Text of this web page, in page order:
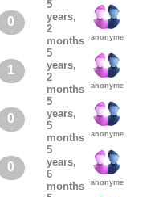
0
5
years,
2
months
anonyme
1
5
years,
2
months
anonyme
0
5
years,
5
months
anonyme
0
5
years,
6
months
anonyme